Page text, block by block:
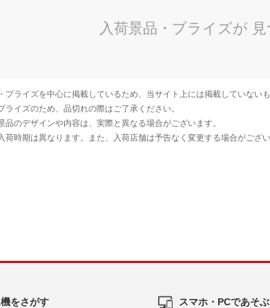
をさがす スマホ・PCであそぶ